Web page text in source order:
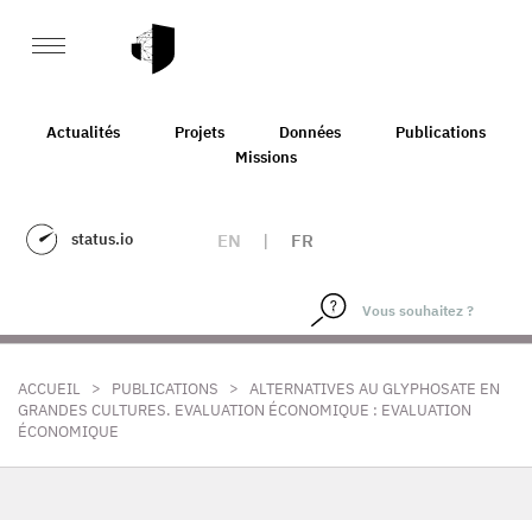
Actualités Projets Données
Publications
Missions
status.io EN | FR
ACCUEIL > PUBLICATIONS > ALTERNATIVES AU GLYPHOSATE EN
GRANDES CULTURES. EVALUATION ÉCONOMIQUE : EVALUATION
ÉCONOMIQUE